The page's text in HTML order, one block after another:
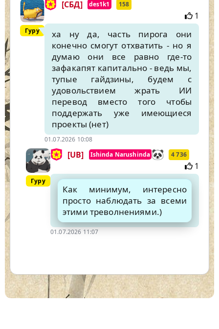
Гуру
[СБД] des1k1 158
1
ха ну да, часть пирога они
конечно смогут отхватить - но я
думаю они все равно где-то
зафакапят капитально - ведь мы,
тупые гайдзины, будем с
удовольствием жрать ИИ
перевод вместо того чтобы
поддержать уже имеющиеся
проекты (нет)
01.07.2026 10:08
Гуру
[UB] Ishinda Narushinda 4 736
1
Как минимум, интересно
просто наблюдать за всеми
этими треволнениями.)
01.07.2026 11:07